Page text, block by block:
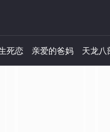
死恋 亲爱的爸妈 天龙八